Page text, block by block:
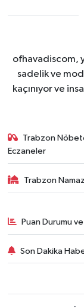
ofhavadiscom,
sadelik ve
kaçınıyor ve
Trabzon
Eczaneler
Trabzon
Puan Durumu
Son Dakika